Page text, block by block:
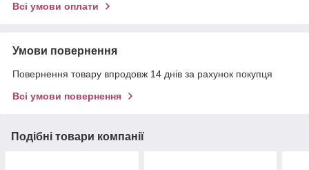
Всі умови оплати
Умови повернення
Повернення товару впродовж 14 днів за рахунок покупця
Всі умови повернення
Подібні товари компанії